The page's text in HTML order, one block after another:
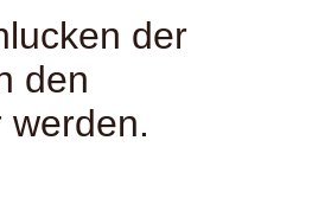
der
den